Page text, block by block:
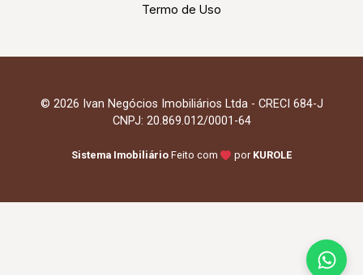
Termo de Uso
© 2026 Ivan Negócios Imobiliários Ltda - CRECI 684-J
CNPJ: 20.869.012/0001-64
Sistema Imobiliário Feito com por KUROLE